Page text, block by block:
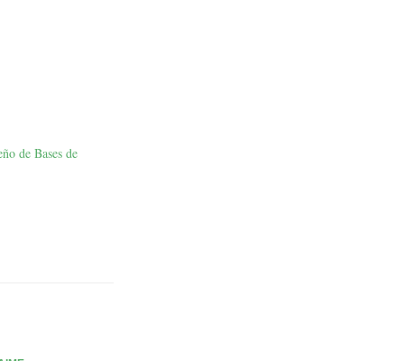
de Bases de